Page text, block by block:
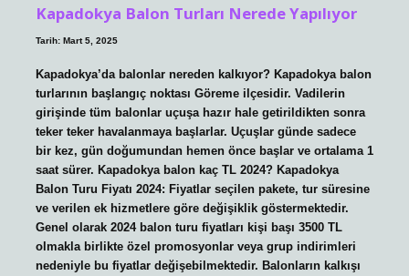
Kapadokya Balon Turları Nerede Yapılıyor
Tarih: Mart 5, 2025
Kapadokya’da balonlar nereden kalkıyor? Kapadokya balon
turlarının başlangıç ​​noktası Göreme ilçesidir. Vadilerin
girişinde tüm balonlar uçuşa hazır hale getirildikten sonra
teker teker havalanmaya başlarlar. Uçuşlar günde sadece
bir kez, gün doğumundan hemen önce başlar ve ortalama 1
saat sürer. Kapadokya balon kaç TL 2024? Kapadokya
Balon Turu Fiyatı 2024: Fiyatlar seçilen pakete, tur süresine
ve verilen ek hizmetlere göre değişiklik göstermektedir.
Genel olarak 2024 balon turu fiyatları kişi başı 3500 TL
olmakla birlikte özel promosyonlar veya grup indirimleri
nedeniyle bu fiyatlar değişebilmektedir. Balonların kalkışı